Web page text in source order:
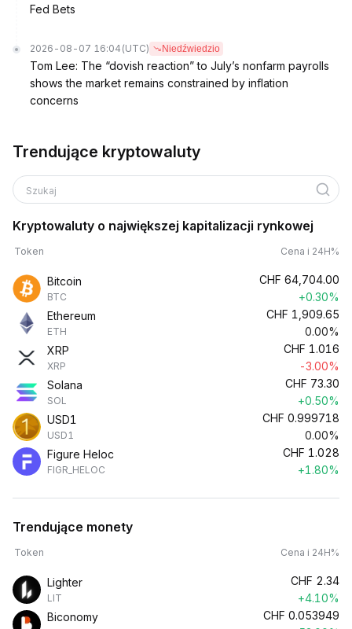
Fed Bets
2026-08-07 16:04 (UTC) Niedźwiedzio
Tom Lee: The “dovish reaction” to July’s nonfarm payrolls
shows the market remains constrained by inflation
concerns
Trendujące kryptowaluty
Szukaj
Kryptowaluty o największej kapitalizacji rynkowej
Token Cena i 24H%
Bitcoin
BTC
CHF 64,704.00
+0.30%
Ethereum
ETH
CHF 1,909.65
0.00%
XRP
XRP
CHF 1.016
-3.00%
Solana
SOL
CHF 73.30
+0.50%
USD1
USD1
CHF 0.999718
0.00%
Figure Heloc
FIGR_HELOC
CHF 1.028
+1.80%
Trendujące monety
Token Cena i 24H%
Lighter
LIT
CHF 2.34
+4.10%
Biconomy
CHF 0.053949